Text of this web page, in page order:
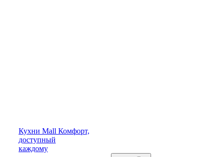
Кухни Mall Комфорт,
доступный
каждому